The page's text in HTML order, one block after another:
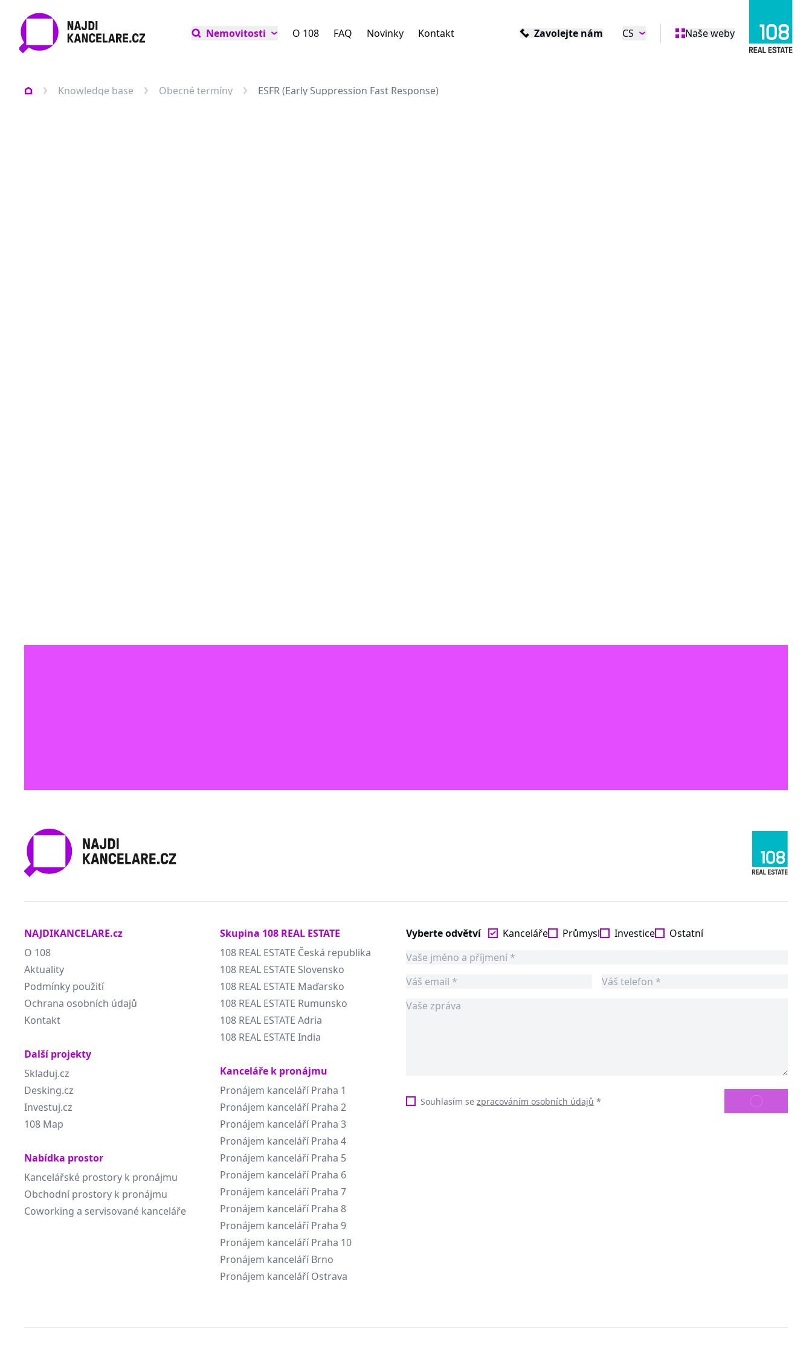
Nemovitosti O 108 FAQ Novinky Kontakt Zavolejte nám CS Naše weby
Knowledge base Obecné termíny ESFR (Early Suppression Fast Response)
NAJDIKANCELARE.cz
O 108
Aktuality
Podmínky použití
Ochrana osobních údajů
Kontakt
Další projekty
Skladuj.cz
Desking.cz
Investuj.cz
108 Map
Nabídka prostor
Kancelářské prostory k pronájmu
Obchodní prostory k pronájmu
Coworking a servisované kanceláře
Skupina 108 REAL ESTATE
108 REAL ESTATE Česká republika
108 REAL ESTATE Slovensko
108 REAL ESTATE Maďarsko
108 REAL ESTATE Rumunsko
108 REAL ESTATE Adria
108 REAL ESTATE India
Kanceláře k pronájmu
Pronájem kanceláří Praha 1
Pronájem kanceláří Praha 2
Pronájem kanceláří Praha 3
Pronájem kanceláří Praha 4
Pronájem kanceláří Praha 5
Pronájem kanceláří Praha 6
Pronájem kanceláří Praha 7
Pronájem kanceláří Praha 8
Pronájem kanceláří Praha 9
Pronájem kanceláří Praha 10
Pronájem kanceláří Brno
Pronájem kanceláří Ostrava
Vyberte odvětví Kanceláře Průmysl Investice Ostatní
Souhlasím se zpracováním osobních údajů * ODESLAT